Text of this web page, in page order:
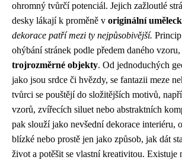
ohromný tvůrčí potenciál. Jejich zažloutlé
desky lákají k proměně v originální
dekorace patří mezi ty nejpůsobivější.
ohýbání stránek podle předem daného
trojrozměrné objekty. Od jednoduchých
jako jsou srdce či hvězdy, se fantazii meze
tvůrci se pouštějí do složitějších motivů,
vzorů, zvířecích siluet nebo abstraktních
pak slouží jako nevšední dekorace interiéru,
blízké nebo prostě jen jako způsob, jak dát
život a potěšit se vlastní kreativitou. Existuje